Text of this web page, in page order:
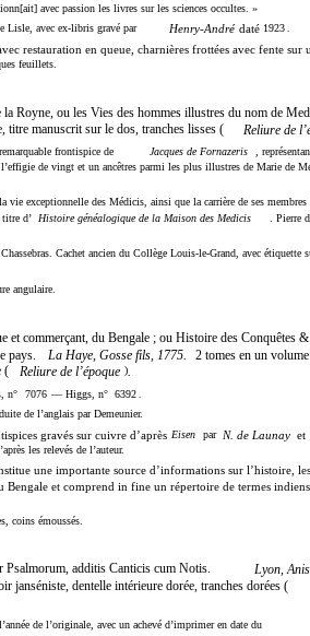
avec passion les livres sur les sciences occultes. »
Lisle, avec ex-libris gravé par
Henry-André daté 1923
restauration en queue, charnières frottées avec fente sur
feuillets.
Royne, ou les Vies des hommes illustres du nom de
titre manuscrit sur le dos, tranches lisses ( Reliure de
frontispice de Jacques de Fornazeris
,
de vingt et un ancêtres parmi les plus illustres de Marie de
vie exceptionnelle des Médicis, ainsi que la carrière de ses
d’ Histoire généalogique de la Maison des Medicis . Pierre
Cachet ancien du Collège Louis-le-Grand, avec étiquette
angulaire.
commerçant, du Bengale ; ou Histoire des Conquêtes
pays.
La Haye, Gosse fils, 1775.
2 tomes en un
(
Reliure de l’époque )
n° 7076 — Higgs, n° 6392
de l’anglais par Demeunier.
gravés sur cuivre d’après Eisen par N. de Launay et
les relevés de l’auteur.
une importante source d’informations sur l’histoire,
Bengale et comprend in fine un répertoire de termes
coins émoussés.
additis Canticis cum Notis.
Lyon,
janséniste, dentelle intérieure dorée, tranches dorées (
de l’originale, avec un achevé d’imprimer en date du